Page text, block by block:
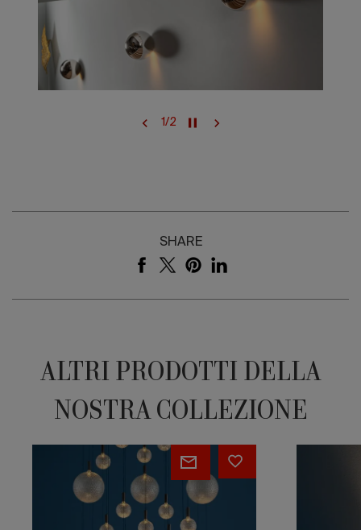
1/2
SHARE
ALTRI PRODOTTI DELLA
NOSTRA COLLEZIONE
Chandelier